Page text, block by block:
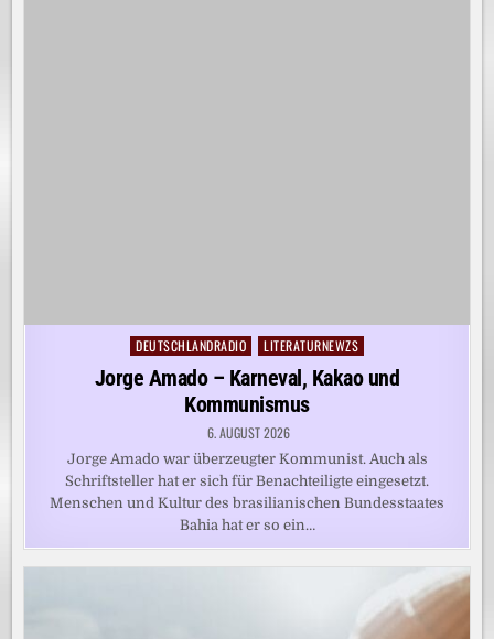
Posted
DEUTSCHLANDRADIO LITERATURNEWZS
Jorge Amado – Karneval, Kakao und
Kommunismus
6. AUGUST 2026
Jorge Amado war überzeugter Kommunist. Auch als
Schriftsteller hat er sich für Benachteiligte eingesetzt.
Menschen und Kultur des brasilianischen Bundesstaates
Bahia hat er so ein…